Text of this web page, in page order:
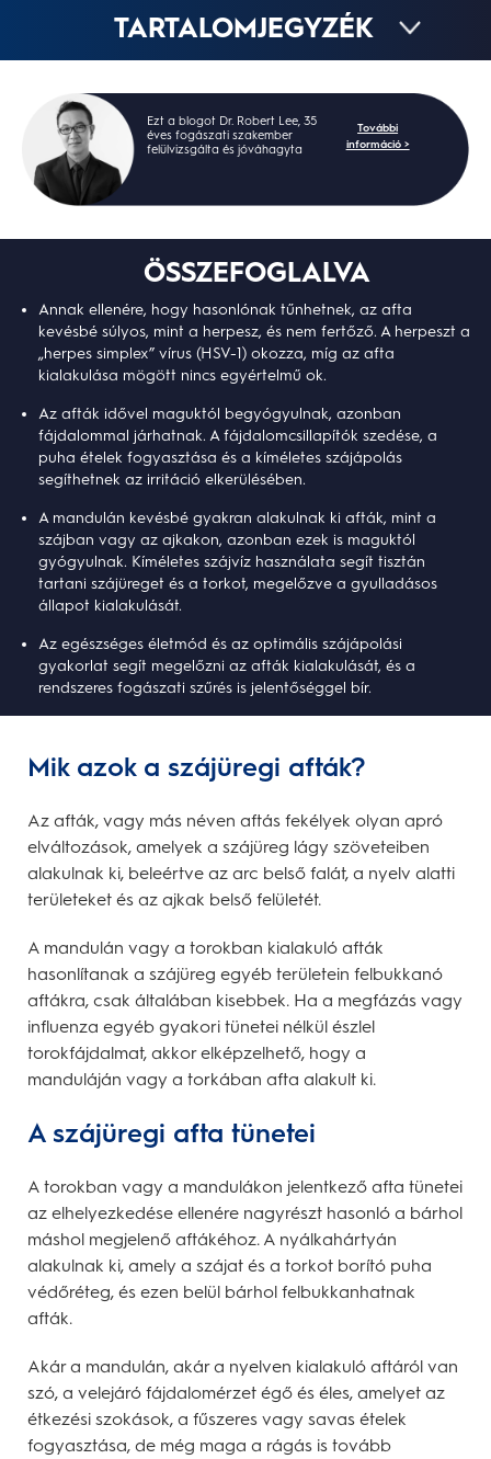
TARTALOMJEGYZÉK
Ezt a blogot Dr. Robert Lee, 35
éves fogászati szakember
felülvizsgálta és jóváhagyta
További
információ >
ÖSSZEFOGLALVA
Annak ellenére, hogy hasonlónak tűnhetnek, az afta
kevésbé súlyos, mint a herpesz, és nem fertőző. A herpeszt a
„herpes simplex” vírus (HSV-1) okozza, míg az afta
kialakulása mögött nincs egyértelmű ok.
Az afták idővel maguktól begyógyulnak, azonban
fájdalommal járhatnak. A fájdalomcsillapítók szedése, a
puha ételek fogyasztása és a kíméletes szájápolás
segíthetnek az irritáció elkerülésében.
A mandulán kevésbé gyakran alakulnak ki afták, mint a
szájban vagy az ajkakon, azonban ezek is maguktól
gyógyulnak. Kíméletes szájvíz használata segít tisztán
tartani szájüreget és a torkot, megelőzve a gyulladásos
állapot kialakulását.
Az egészséges életmód és az optimális szájápolási
gyakorlat segít megelőzni az afták kialakulását, és a
rendszeres fogászati szűrés is jelentőséggel bír.
Mik azok a szájüregi afták?
Az afták, vagy más néven aftás fekélyek olyan apró
elváltozások, amelyek a szájüreg lágy szöveteiben
alakulnak ki, beleértve az arc belső falát, a nyelv alatti
területeket és az ajkak belső felületét.
A mandulán vagy a torokban kialakuló afták
hasonlítanak a szájüreg egyéb területein felbukkanó
aftákra, csak általában kisebbek. Ha a megfázás vagy
influenza egyéb gyakori tünetei nélkül észlel
torokfájdalmat, akkor elképzelhető, hogy a
manduláján vagy a torkában afta alakult ki.
A szájüregi afta tünetei
A torokban vagy a mandulákon jelentkező afta tünetei
az elhelyezkedése ellenére nagyrészt hasonló a bárhol
máshol megjelenő aftákéhoz. A nyálkahártyán
alakulnak ki, amely a szájat és a torkot borító puha
védőréteg, és ezen belül bárhol felbukkanhatnak
afták.
Akár a mandulán, akár a nyelven kialakuló aftáról van
szó, a velejáró fájdalomérzet égő és éles, amelyet az
étkezési szokások, a fűszeres vagy savas ételek
fogyasztása, de még maga a rágás is tovább